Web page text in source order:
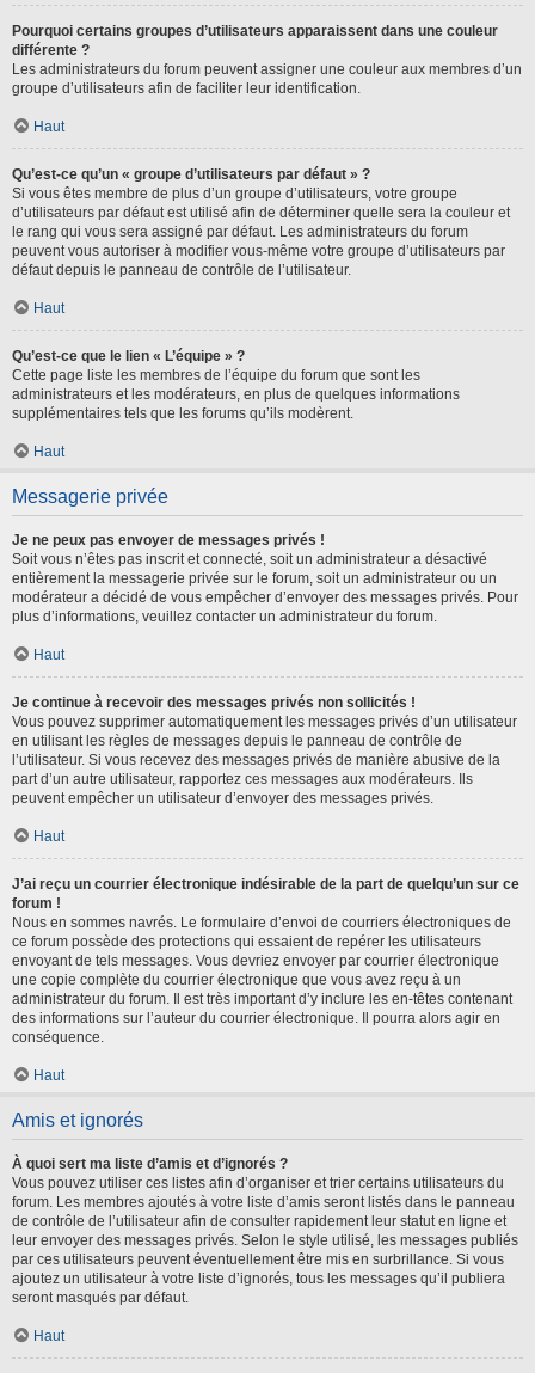
Pourquoi certains groupes d’utilisateurs apparaissent dans une couleur
différente ?
Les administrateurs du forum peuvent assigner une couleur aux membres d’un
groupe d’utilisateurs afin de faciliter leur identification.
Haut
Qu’est-ce qu’un « groupe d’utilisateurs par défaut » ?
Si vous êtes membre de plus d’un groupe d’utilisateurs, votre groupe
d’utilisateurs par défaut est utilisé afin de déterminer quelle sera la couleur et
le rang qui vous sera assigné par défaut. Les administrateurs du forum
peuvent vous autoriser à modifier vous-même votre groupe d’utilisateurs par
défaut depuis le panneau de contrôle de l’utilisateur.
Haut
Qu’est-ce que le lien « L’équipe » ?
Cette page liste les membres de l’équipe du forum que sont les
administrateurs et les modérateurs, en plus de quelques informations
supplémentaires tels que les forums qu’ils modèrent.
Haut
Messagerie privée
Je ne peux pas envoyer de messages privés !
Soit vous n’êtes pas inscrit et connecté, soit un administrateur a désactivé
entièrement la messagerie privée sur le forum, soit un administrateur ou un
modérateur a décidé de vous empêcher d’envoyer des messages privés. Pour
plus d’informations, veuillez contacter un administrateur du forum.
Haut
Je continue à recevoir des messages privés non sollicités !
Vous pouvez supprimer automatiquement les messages privés d’un utilisateur
en utilisant les règles de messages depuis le panneau de contrôle de
l’utilisateur. Si vous recevez des messages privés de manière abusive de la
part d’un autre utilisateur, rapportez ces messages aux modérateurs. Ils
peuvent empêcher un utilisateur d’envoyer des messages privés.
Haut
J’ai reçu un courrier électronique indésirable de la part de quelqu’un sur ce
forum !
Nous en sommes navrés. Le formulaire d’envoi de courriers électroniques de
ce forum possède des protections qui essaient de repérer les utilisateurs
envoyant de tels messages. Vous devriez envoyer par courrier électronique
une copie complète du courrier électronique que vous avez reçu à un
administrateur du forum. Il est très important d’y inclure les en-têtes contenant
des informations sur l’auteur du courrier électronique. Il pourra alors agir en
conséquence.
Haut
Amis et ignorés
À quoi sert ma liste d’amis et d’ignorés ?
Vous pouvez utiliser ces listes afin d’organiser et trier certains utilisateurs du
forum. Les membres ajoutés à votre liste d’amis seront listés dans le panneau
de contrôle de l’utilisateur afin de consulter rapidement leur statut en ligne et
leur envoyer des messages privés. Selon le style utilisé, les messages publiés
par ces utilisateurs peuvent éventuellement être mis en surbrillance. Si vous
ajoutez un utilisateur à votre liste d’ignorés, tous les messages qu’il publiera
seront masqués par défaut.
Haut